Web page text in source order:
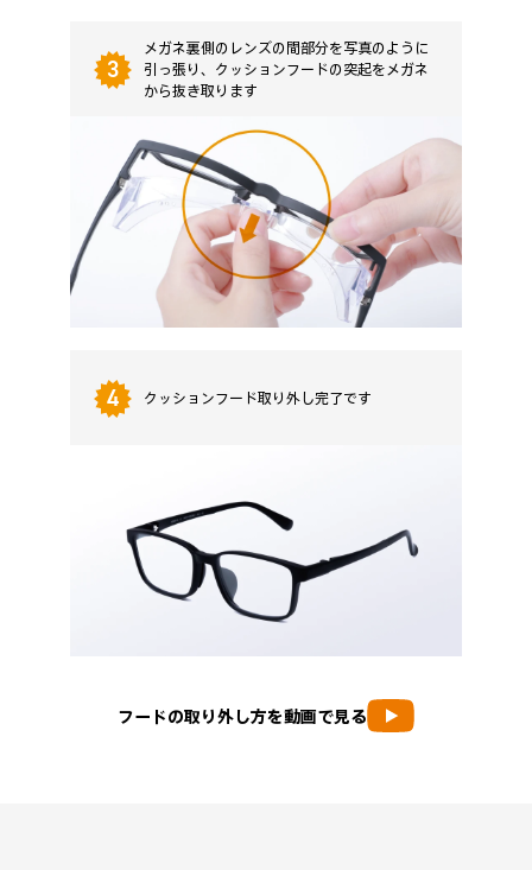
3
メガネ裏側のレンズの間部分を写真のように
引っ張り、クッションフードの突起をメガネ
から抜き取ります
4 クッションフード取り外し完了です
フードの取り外し方を動画で見る